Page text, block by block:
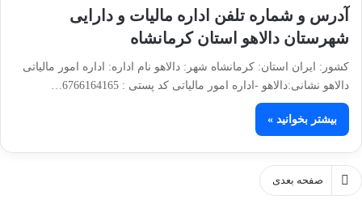
آدرس و شماره تلفن اداره مالیات و دارایی
شهرستان دالاهو استان کرمانشاه
کشور: ایران استان: کرمانشاه شهر: دالاهو نام اداره: اداره امور مالیاتی
دالاهو نشانی:دالاهو -اداره امور مالیاتی کد پستی : 6766164165…
بیشتر بخوانید »
صفحه بعدی